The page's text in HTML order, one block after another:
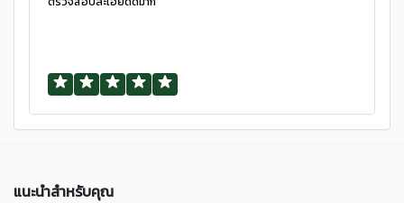
แนะนำสำหรับคุณ